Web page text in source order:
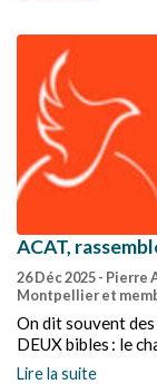
ACAT,
26 Déc 2025- Pierre
Montpellier et
On dit souvent
DEUX bibles : le
déclaration
Lire la suite